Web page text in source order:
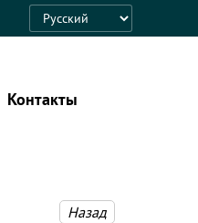
Language
Контакты
Назад